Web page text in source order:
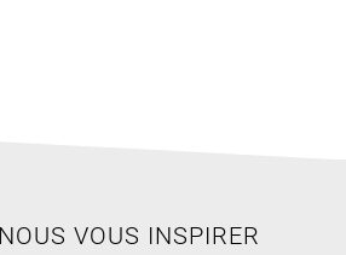
VOUS INSPIRER